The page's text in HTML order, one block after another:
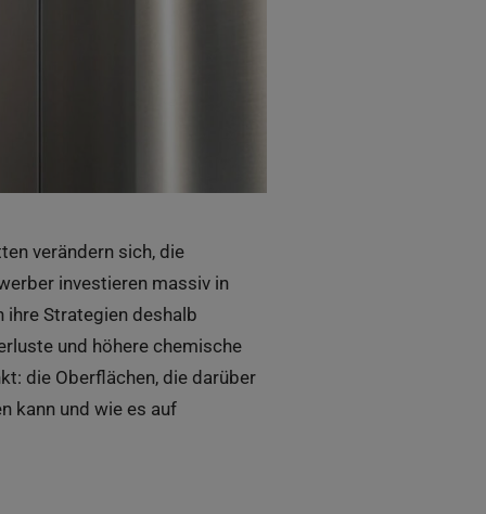
verändern sich, die
investieren massiv in
ihre Strategien deshalb
und höhere chemische
die Oberflächen, die darüber
kann und wie es auf